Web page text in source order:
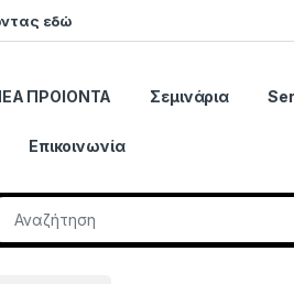
εδώ
ΠΡΟΙΟΝΤΑ Σεμινάρια
Επικοινωνία
for: